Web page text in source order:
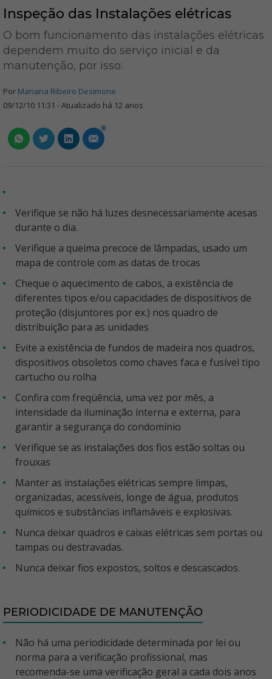
Inspeção das Instalações elétricas
O bom funcionamento das instalações elétricas
dependem muito do serviço inicial e da
manutenção, por isso:
Por Mariana Ribeiro Desimone
09/12/10 11:31 - Atualizado há 12 anos
0
Verifique se não há luzes desnecessariamente acesas
durante o dia.
Verifique a queima precoce de lâmpadas, usado um
mapa de controle com as datas de trocas
Cheque o aquecimento de cabos, a existência de
diferentes tipos e/ou capacidades de dispositivos de
proteção (disjuntores por ex.) nos quadro de
distribuição para as unidades
Evite a existência de fundos de madeira nos quadros,
dispositivos obsoletos como chaves faca e fusível tipo
cartucho ou rolha
Confira com freqüência, uma vez por mês, a
intensidade da iluminação interna e externa, para
garantir a segurança do condomínio
Verifique se as instalações dos fios estão soltas ou
frouxas
Manter as instalações elétricas sempre limpas,
organizadas, acessíveis, longe de água, produtos
químicos e substâncias inflamáveis e explosivas.
Nunca deixar quadros e caixas elétricas sem portas ou
tampas ou destravadas.
Nunca deixar fios expostos, soltos e descascados.
PERIODICIDADE DE MANUTENÇÃO
Não há uma periodicidade determinada por lei ou
norma para a verificação profissional, mas
recomenda-se uma verificação geral a cada dois anos